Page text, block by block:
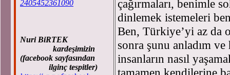
2405452361090
Nuri BiRTEK
kardeşimizin
(facebook sayfasından
ilginç tespitler)
çağırmaları, benimle
dinlemek istemeleri
Ben, Türkiye’yi az da
sonra şunu anladım
insanların nasıl